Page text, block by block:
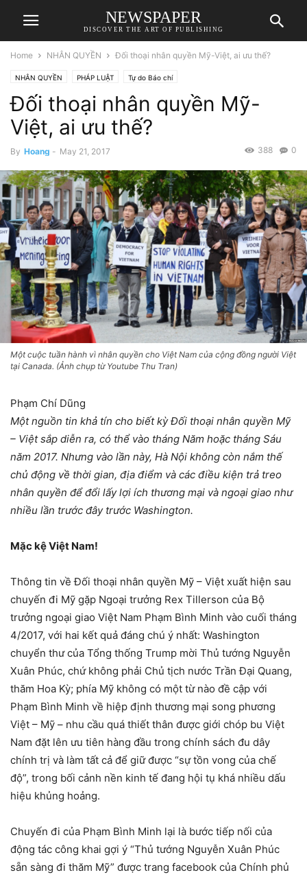
NEWSPAPER
DISCOVER THE ART OF PUBLISHING
Home NHÂN QUYỀN Đối thoại nhân quyền Mỹ-Việt, ai ưu thế?
NHÂN QUYỀN PHÁP LUẬT Tự do Báo chí
Đối thoại nhân quyền Mỹ-
Việt, ai ưu thế?
By Hoang - May 21, 2017 0
388
Một cuộc tuần hành vì nhân quyền cho Việt Nam của cộng đồng người Việt
tại Canada. (Ảnh chụp từ Youtube Thu Tran)
Phạm Chí Dũng
Một nguồn tin khả tín cho biết kỳ Đối thoại nhân quyền Mỹ
– Việt sắp diễn ra, có thể vào tháng Năm hoặc tháng Sáu
năm 2017. Nhưng vào lần này, Hà Nội không còn nắm thế
chủ động về thời gian, địa điểm và các điều kiện trả treo
nhân quyền để đổi lấy lợi ích thương mại và ngoại giao như
nhiều lần trước đây trước Washington.
Mặc kệ Việt Nam!
Thông tin về Đối thoại nhân quyền Mỹ – Việt xuất hiện sau
chuyến đi Mỹ gặp Ngoại trưởng Rex Tillerson của Bộ
trưởng ngoại giao Việt Nam Phạm Bình Minh vào cuối tháng
4/2017, với hai kết quả đáng chú ý nhất: Washington
chuyển thư của Tổng thống Trump mời Thủ tướng Nguyễn
Xuân Phúc, chứ không phải Chủ tịch nước Trần Đại Quang,
thăm Hoa Kỳ; phía Mỹ không có một từ nào đề cập với
Phạm Bình Minh về hiệp định thương mại song phương
Việt – Mỹ – nhu cầu quá thiết thân được giới chóp bu Việt
Nam đặt lên ưu tiên hàng đầu trong chính sách đu dây
chính trị và làm tất cả để giữ được “sự tồn vong của chế
độ”, trong bối cảnh nền kinh tế đang hội tụ khá nhiều dấu
hiệu khủng hoảng.
Chuyến đi của Phạm Bình Minh lại là bước tiếp nối của
động tác công khai gợi ý “Thủ tướng Nguyễn Xuân Phúc
sẵn sàng đi thăm Mỹ” được trang facebook của Chính phủ